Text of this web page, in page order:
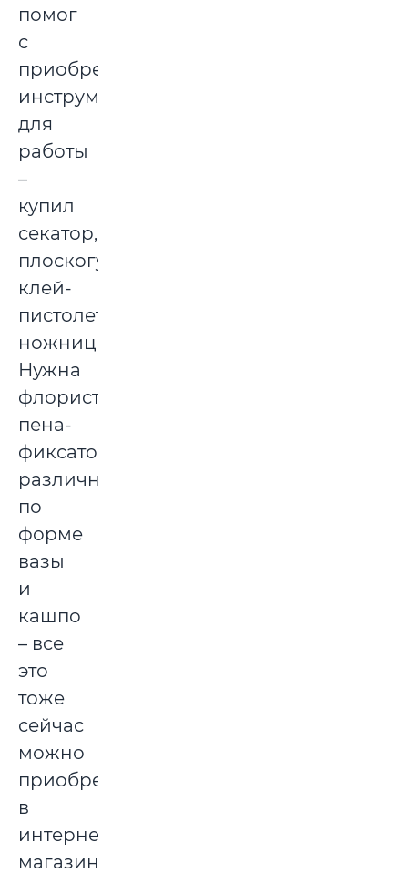
помог
с
приобретением
инструмента
для
работы
–
купил
секатор,
плоскогубцы,
клей-
пистолет,
ножницы.
Нужна
флористическая
пена-
фиксатор,
различные
по
форме
вазы
и
кашпо
– все
это
тоже
сейчас
можно
приобрести
в
интернет-
магазинах.